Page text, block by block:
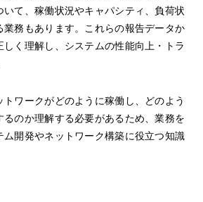
いて、稼働状況やキャパシティ、負荷状
業務もあります。これらの報告データか
しく理解し、システムの性能向上・トラ
ワークがどのように稼働し、どのよう
るのか理解する必要があるため、業務を
ム開発やネットワーク構築に役立つ知識